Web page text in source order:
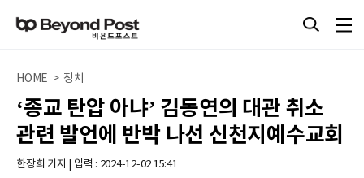
HOME > 정치
‘종교 탄압 아냐’ 김동연의 대관 취소
관련 발언에 반박 나선 신천지예수교회
한장희 기자 | 입력 : 2024-12-02 15:41